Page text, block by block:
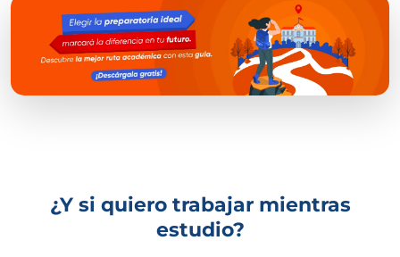
¿Y si quiero trabajar mientras
estudio?